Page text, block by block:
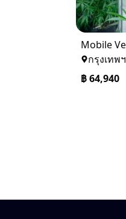
กรุงเทพฯ
฿64,940